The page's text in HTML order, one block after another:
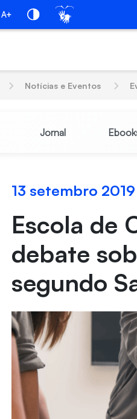
A+
Notícias e Eventos
Jornal
13 setembro 2019
Escola de
debate
segundo